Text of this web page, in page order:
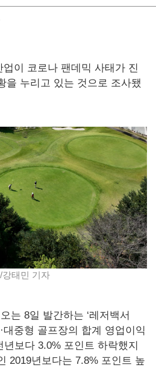
업이 코로나 팬데믹 사태가 진
을 누리고 있는 것으로 조사됐
강태민 기자
는 8일 발간하는 ‘레저백서
대중형 골프장의 합계 영업이익
보다 3.0% 포인트 하락했지
2019년보다는 7.8% 포인트 높